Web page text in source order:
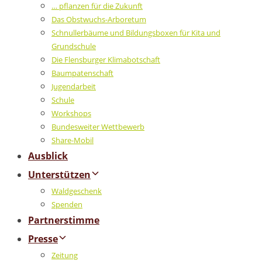
… pflanzen für die Zukunft
Das Obstwuchs-Arboretum
Schnullerbäume und Bildungsboxen für Kita und
Grundschule
Die Flensburger Klimabotschaft
Baumpatenschaft
Jugendarbeit
Schule
Workshops
Bundesweiter Wettbewerb
Share-Mobil
Ausblick
Unterstützen
Waldgeschenk
Spenden
Partnerstimme
Presse
Zeitung